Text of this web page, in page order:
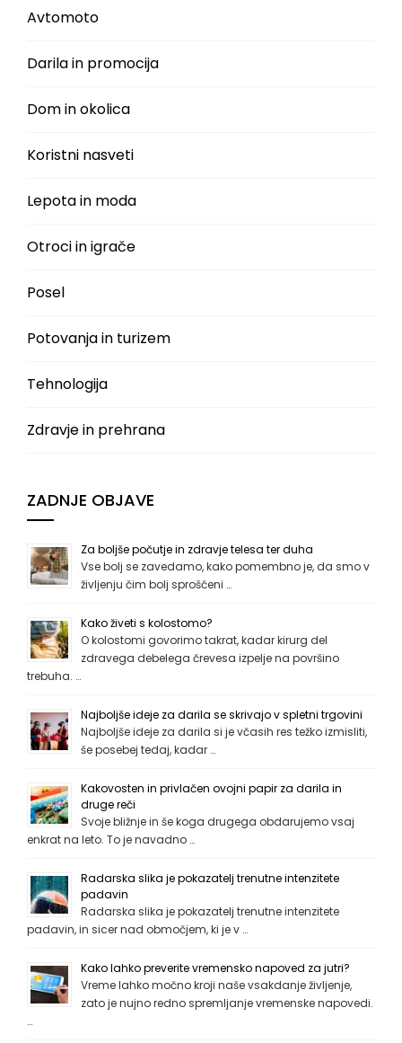
Avtomoto
Darila in promocija
Dom in okolica
Koristni nasveti
Lepota in moda
Otroci in igrače
Posel
Potovanja in turizem
Tehnologija
Zdravje in prehrana
ZADNJE OBJAVE
Za boljše počutje in zdravje telesa ter duha
Vse bolj se zavedamo, kako pomembno je, da smo v
življenju čim bolj sproščeni …
Kako živeti s kolostomo?
O kolostomi govorimo takrat, kadar kirurg del
zdravega debelega črevesa izpelje na površino
trebuha. …
Najboljše ideje za darila se skrivajo v spletni trgovini
Najboljše ideje za darila si je včasih res težko izmisliti,
še posebej tedaj, kadar …
Kakovosten in privlačen ovojni papir za darila in
druge reči
Svoje bližnje in še koga drugega obdarujemo vsaj
enkrat na leto. To je navadno …
Radarska slika je pokazatelj trenutne intenzitete
padavin
Radarska slika je pokazatelj trenutne intenzitete
padavin, in sicer nad območjem, ki je v …
Kako lahko preverite vremensko napoved za jutri?
Vreme lahko močno kroji naše vsakdanje življenje,
zato je nujno redno spremljanje vremenske napovedi.
…